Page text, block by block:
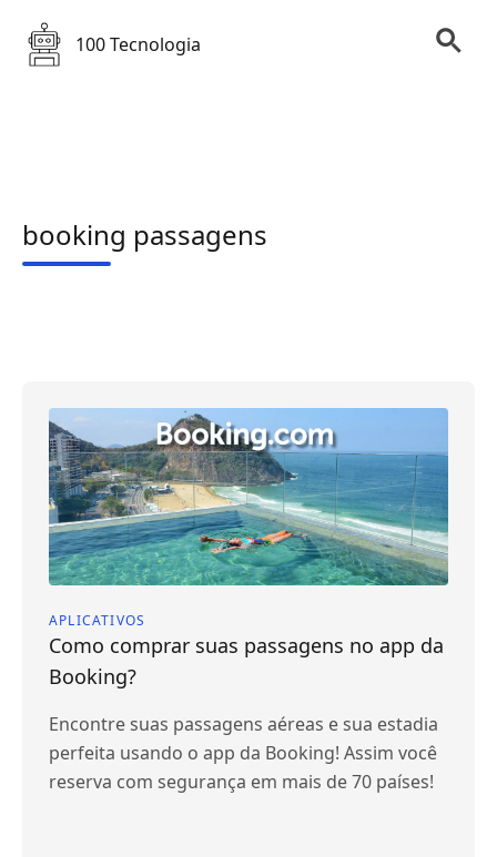
100 Tecnologia
booking passagens
APLICATIVOS
Como comprar suas passagens no app da
Booking?
Encontre suas passagens aéreas e sua estadia
perfeita usando o app da Booking! Assim você
reserva com segurança em mais de 70 países!